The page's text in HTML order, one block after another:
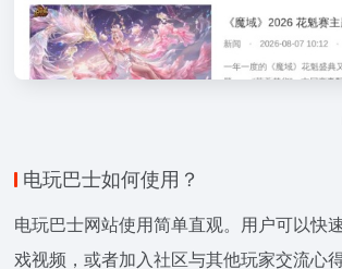
电玩巴士如何使用？
电玩巴士网站使用简单直观。用户可以快
戏视频，或者加入社区与其他玩家交流心